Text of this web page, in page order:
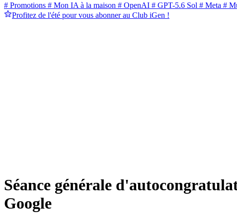
# Promotions # Mon IA à la maison # OpenAI # GPT-5.6 Sol # Meta #
Profitez de l'été pour vous abonner au Club iGen !
Séance générale
Google